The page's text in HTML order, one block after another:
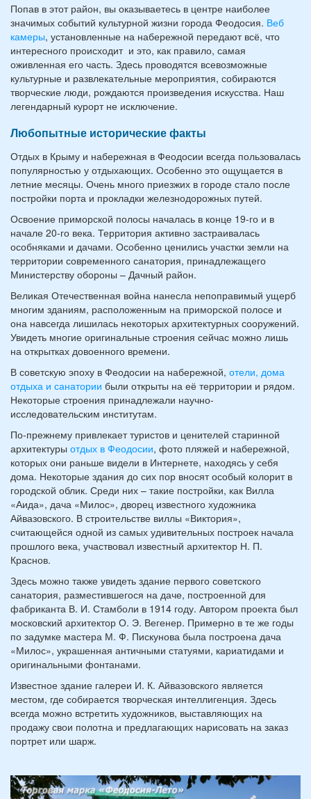
Попав в этот район, вы оказываетесь в центре наиболее
значимых событий культурной жизни города Феодосия. Веб
камеры, установленные на набережной передают всё, что
интересного происходит и это, как правило, самая
оживленная его часть. Здесь проводятся всевозможные
культурные и развлекательные мероприятия, собираются
творческие люди, рождаются произведения искусства. Наш
легендарный курорт не исключение.
Любопытные исторические факты
Отдых в Крыму и набережная в Феодосии всегда пользовалась
популярностью у отдыхающих. Особенно это ощущается в
летние месяцы. Очень много приезжих в городе стало после
постройки порта и прокладки железнодорожных путей.
Освоение приморской полосы началась в конце 19-го и в
начале 20-го века. Территория активно застраивалась
особняками и дачами. Особенно ценились участки земли на
территории современного санатория, принадлежащего
Министерству обороны – Дачный район.
Великая Отечественная война нанесла непоправимый ущерб
многим зданиям, расположенным на приморской полосе и
она навсегда лишилась некоторых архитектурных сооружений.
Увидеть многие оригинальные строения сейчас можно лишь
на открытках довоенного времени.
В советскую эпоху в Феодосии на набережной, отели, дома
отдыха и санатории были открыты на её территории и рядом.
Некоторые строения принадлежали научно-
исследовательским институтам.
По-прежнему привлекает туристов и ценителей старинной
архитектуры отдых в Феодосии, фото пляжей и набережной,
которых они раньше видели в Интернете, находясь у себя
дома. Некоторые здания до сих пор вносят особый колорит в
городской облик. Среди них – такие постройки, как Вилла
«Аида», дача «Милос», дворец известного художника
Айвазовского. В строительстве виллы «Виктория»,
считающейся одной из самых удивительных построек начала
прошлого века, участвовал известный архитектор Н. П.
Краснов.
Здесь можно также увидеть здание первого советского
санатория, разместившегося на даче, построенной для
фабриканта В. И. Стамболи в 1914 году. Автором проекта был
московский архитектор О. Э. Вегенер. Примерно в те же годы
по задумке мастера М. Ф. Пискунова была построена дача
«Милос», украшенная античными статуями, кариатидами и
оригинальными фонтанами.
Известное здание галереи И. К. Айвазовского является
местом, где собирается творческая интеллигенция. Здесь
всегда можно встретить художников, выставляющих на
продажу свои полотна и предлагающих нарисовать на заказ
портрет или шарж.